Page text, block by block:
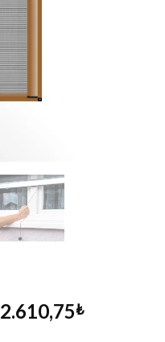
Orijinal
2.610,75₺Şu